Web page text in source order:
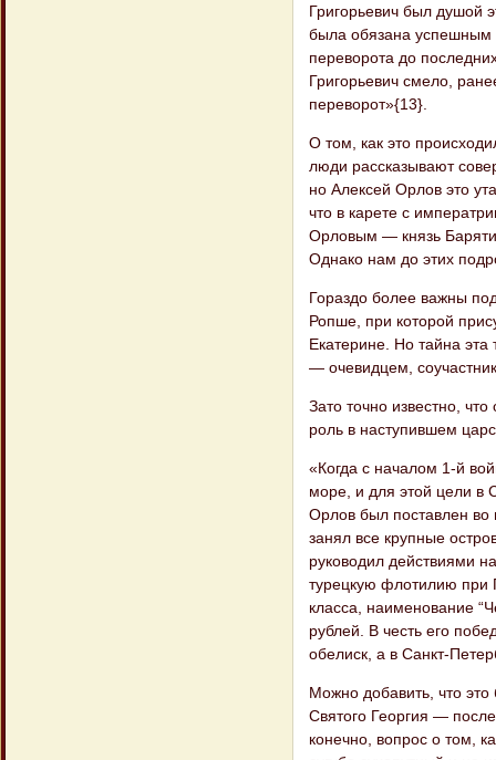
Григорьевич был душой
была обязана успешным
переворота до
Григорьевич смело,
переворот»{13}.
О том, как это
люди рассказывают
но Алексей Орлов это
что в карете с
Орловым — князь
Однако нам до этих
Гораздо более важны
Ропше, при которой
Екатерине. Но тайна
— очевидцем,
Зато точно известно,
роль в наступившем
«Когда с началом 1-й
море, и для этой цели в
Орлов был поставлен во
занял все крупные
руководил действиями
турецкую флотилию при
класса, наименование
рублей. В честь его
обелиск, а в Санкт-
Можно добавить, что
Святого Георгия —
конечно, вопрос о том,